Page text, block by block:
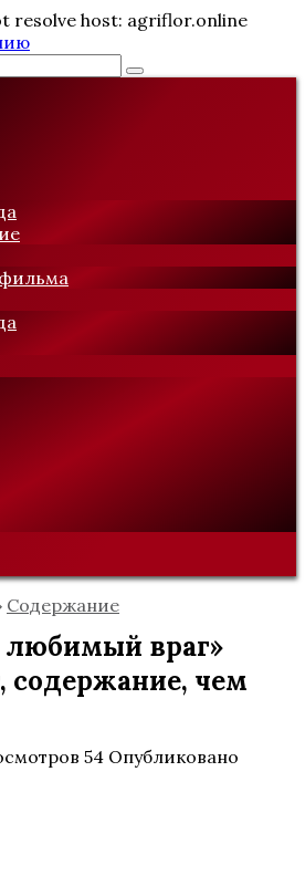
resolve host: agriflor.online
Содержание
враг»
содержание, чем
54 Опубликовано